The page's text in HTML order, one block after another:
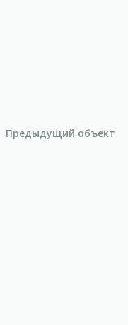
Предыдущий объект